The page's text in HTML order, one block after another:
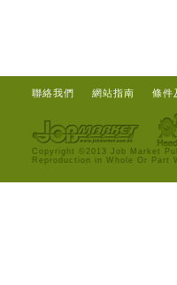
聯絡我們 網站指南 條件
Copyright ©2013 Job Market
Reproduction in Whole Or Part